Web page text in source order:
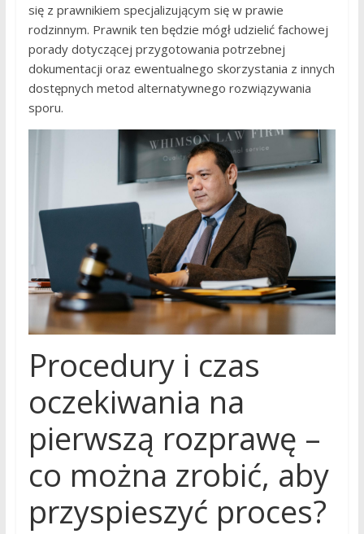
się z prawnikiem specjalizującym się w prawie
rodzinnym. Prawnik ten będzie mógł udzielić fachowej
porady dotyczącej przygotowania potrzebnej
dokumentacji oraz ewentualnego skorzystania z innych
dostępnych metod alternatywnego rozwiązywania
sporu.
Procedury i czas
oczekiwania na
pierwszą rozprawę –
co można zrobić, aby
przyspieszyć proces?